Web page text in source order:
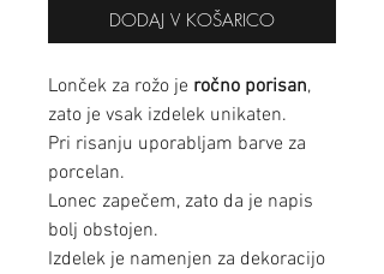
DODAJ V KOŠARICO
Lonček za rožo je ročno porisan,
zato je vsak izdelek unikaten.
Pri risanju uporabljam barve za
porcelan.
Lonec zapečem, zato da je napis
bolj obstojen.
Izdelek je namenjen za dekoracijo